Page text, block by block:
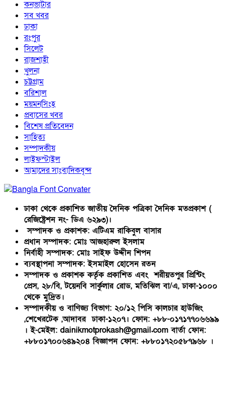
কনভার্টার
সব খবর
ঢাকা
রংপুর
সিলেট
রাজশাহী
খুলনা
চট্টগ্রাম
বরিশাল
ময়মনসিংহ
প্রবাসের খবর
বিশেষ প্রতিবেদন
সাহিত্য
সম্পাদকীয়
লাইফস্টাইল
আমাদের সাংবাদিকবৃন্দ
ঢাকা থেকে প্রকাশিত জাতীয় দৈনিক পত্রিকা দৈনিক মতপ্রকাশ (
রেজিষ্ট্রেশন নং- ডিএ ৬২৯৩)।
সম্পাদক ও প্রকাশক: এটিএম রাকিবুল বাসার
প্রধান সম্পাদক: মোঃ আজহারুল ইসলাম
নির্বাহী সম্পাদক: মোঃ সাইফ উদ্দীন শিপন
ব্যবস্থাপনা সম্পাদক: ইসমাইল হোসেন রতন
সম্পাদক ও প্রকাশক কর্তৃক প্রকাশিত এবং শরীয়তপুর প্রিন্টিং
প্রেস, ২৮/বি, টয়েনবি সার্কুলার রোড, মতিঝিল বা/এ, ঢাকা-১০০০
থেকে মুদ্রিত।
সম্পাদকীয় ও বাণিজ্য বিভাগ: ২০/১২ পিসি কালচার হাউজিং
,শেখেরটেক ,আদাবর ঢাকা-১২০৭। ফোন: +৮৮-০১৭১৭৭০৬৬৯৯
। ই-মেইল: dainikmotprokash@gmail.com বার্তা ফোন:
+৮৮০১৭০০৬৪৯২০৪ বিজ্ঞাপন ফোন: +৮৮০১৭২০৫৮৭৯৬৮ ।